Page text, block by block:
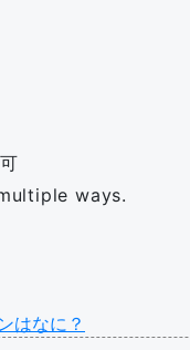
ways.
はなに？